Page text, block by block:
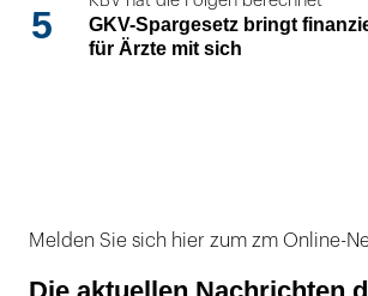
5
GKV-Spargesetz bringt
für Ärzte mit sich
Melden Sie sich hier zum zm Online-